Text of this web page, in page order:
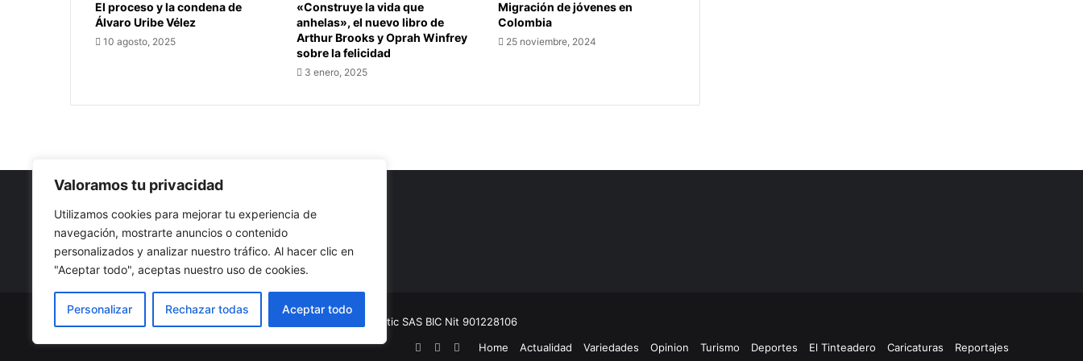
Valoramos tu privacidad
Utilizamos cookies para mejorar tu experiencia de
navegación, mostrarte anuncios o contenido
personalizados y analizar nuestro tráfico. Al hacer clic en
"Aceptar todo", aceptas nuestro uso de cookies.
Personalizar Rechazar todas Aceptar todo
El proceso y la condena de
Álvaro Uribe Vélez
10 agosto, 2025
«Construye la vida que
anhelas», el nuevo libro de
Arthur Brooks y Oprah Winfrey
sobre la felicidad
3 enero, 2025
Migración de jóvenes en
Colombia
25 noviembre, 2024
Nuestro propósito: Compartir opinión, actualidad y noticias
con la mejor calidad y sin censura.
Comunitic SAS BIC Nit 901228106
Home
Actualidad Variedades Opinion Turismo Deportes El Tinteadero Caricaturas Reportajes
FacebookYouTubeInstagram